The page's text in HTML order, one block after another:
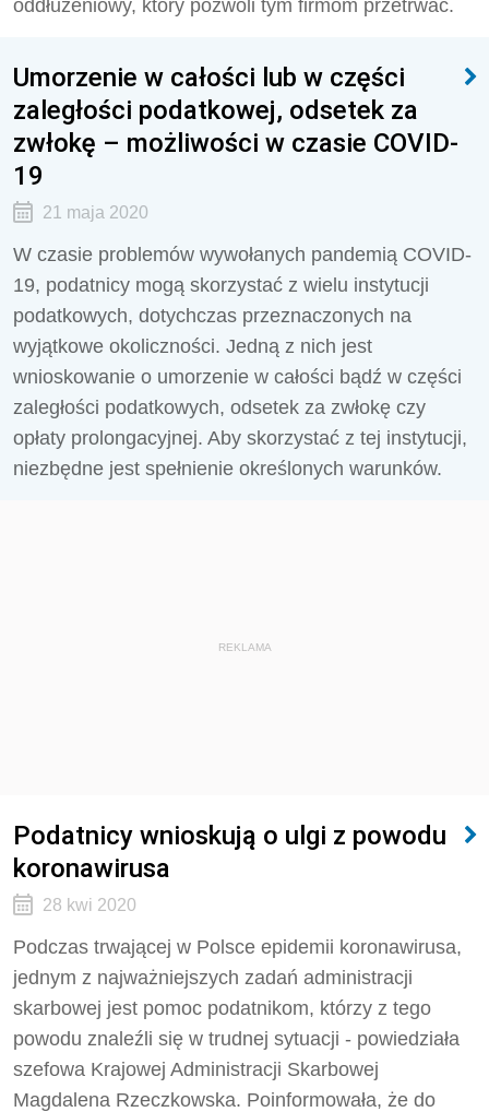
oddłużeniowy, który pozwoli tym firmom przetrwać.
Umorzenie w całości lub w części
zaległości podatkowej, odsetek za
zwłokę – możliwości w czasie COVID-
19
21 maja 2020
W czasie problemów wywołanych pandemią COVID-
19, podatnicy mogą skorzystać z wielu instytucji
podatkowych, dotychczas przeznaczonych na
wyjątkowe okoliczności. Jedną z nich jest
wnioskowanie o umorzenie w całości bądź w części
zaległości podatkowych, odsetek za zwłokę czy
opłaty prolongacyjnej. Aby skorzystać z tej instytucji,
niezbędne jest spełnienie określonych warunków.
REKLAMA
Podatnicy wnioskują o ulgi z powodu
koronawirusa
28 kwi 2020
Podczas trwającej w Polsce epidemii koronawirusa,
jednym z najważniejszych zadań administracji
skarbowej jest pomoc podatnikom, którzy z tego
powodu znaleźli się w trudnej sytuacji - powiedziała
szefowa Krajowej Administracji Skarbowej
Magdalena Rzeczkowska. Poinformowała, że do